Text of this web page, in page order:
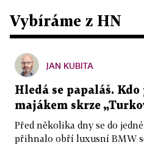
Vybíráme z HN
JAN KUBITA
Hledá se papaláš.
majákem skrze
Před několika dny se do
přihnalo obří luxusní BMW